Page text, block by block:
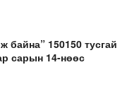
байна” 150150 тусгай
сарын 14-нөөс